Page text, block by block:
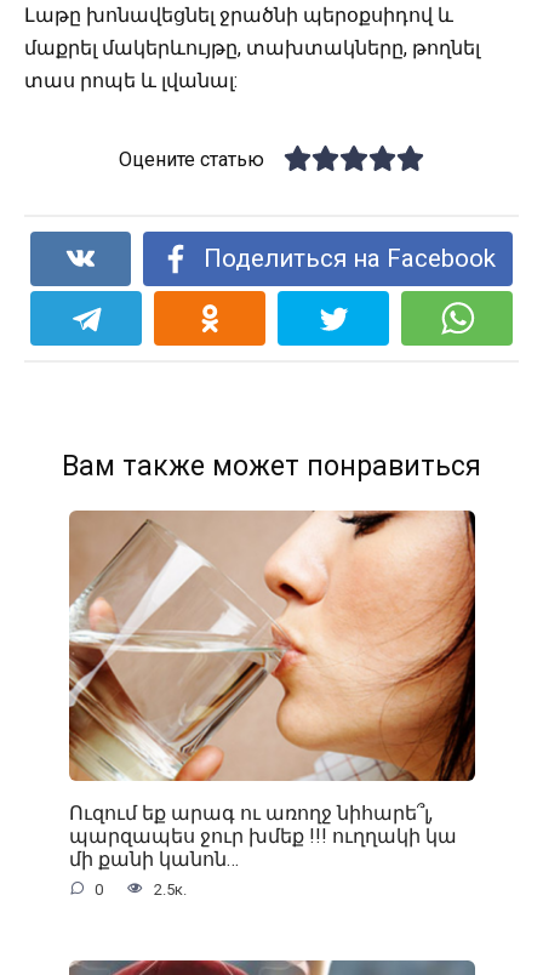
Լաթը խոնավեցնել ջրածնի պերօքսիդով և
մաքրել մակերևույթը, տախտակները, թողնել
տաս րոպե և լվանալ:
Оцените статью
Поделиться на Facebook
Вам также может понравиться
Ուզում եք արագ ու առողջ նիհարե՞լ,
պարզապես ջուր խմեք !!! ուղղակի կա
մի քանի կանոն…
0 2.5к.